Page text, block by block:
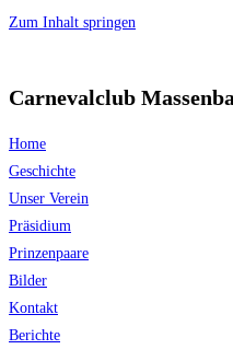
Zum Inhalt springen
Carnevalclub
Home
Geschichte
Unser Verein
Präsidium
Prinzenpaare
Bilder
Kontakt
Berichte